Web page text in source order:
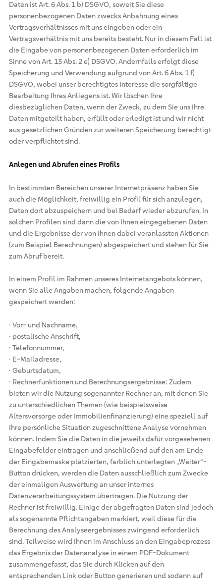
Daten ist Art. 6 Abs. 1 b) DSGVO, soweit Sie diese
personenbezogenen Daten zwecks Anbahnung eines
Vertragsverhältnisses mit uns eingeben oder ein
Vertragsverhältnis mit uns bereits besteht. Nur in diesem Fall ist
die Eingabe von personenbezogenen Daten erforderlich im
Sinne von Art. 13 Abs. 2 e) DSGVO. Andernfalls erfolgt diese
Speicherung und Verwendung aufgrund von Art. 6 Abs. 1 f)
DSGVO, wobei unser berechtigtes Interesse die sorgfältige
Bearbeitung Ihres Anliegens ist. Wir löschen Ihre
diesbezüglichen Daten, wenn der Zweck, zu dem Sie uns Ihre
Daten mitgeteilt haben, erfüllt oder erledigt ist und wir nicht
aus gesetzlichen Gründen zur weiteren Speicherung berechtigt
oder verpflichtet sind.
Anlegen und Abrufen eines Profils
In bestimmten Bereichen unserer Internetpräsenz haben Sie
auch die Möglichkeit, freiwillig ein Profil für sich anzulegen,
Daten dort abzuspeichern und bei Bedarf wieder abzurufen. In
solchen Profilen sind dann die von Ihnen eingegebenen Daten
und die Ergebnisse der von Ihnen dabei veranlassten Aktionen
(zum Beispiel Berechnungen) abgespeichert und stehen für Sie
zum Abruf bereit.
In einem Profil im Rahmen unseres Internetangebots können,
wenn Sie alle Angaben machen, folgende Angaben
gespeichert werden:
· Vor- und Nachname,
· postalische Anschrift,
· Telefonnummer,
· E-Mailadresse,
· Geburtsdatum,
· Rechnerfunktionen und Berechnungsergebnisse: Zudem
bieten wir die Nutzung sogenannter Rechner an, mit denen Sie
zu unterschiedlichen Themen (wie beispielsweise
Altersvorsorge oder Immobilienfinanzierung) eine speziell auf
Ihre persönliche Situation zugeschnittene Analyse vornehmen
können. Indem Sie die Daten in die jeweils dafür vorgesehenen
Eingabefelder eintragen und anschließend auf den am Ende
der Eingabemaske platzierten, farblich unterlegten „Weiter“-
Button drücken, werden die Daten ausschließlich zum Zwecke
der einmaligen Auswertung an unser internes
Datenverarbeitungssystem übertragen. Die Nutzung der
Rechner ist freiwillig. Einige der abgefragten Daten sind jedoch
als sogenannte Pflichtangaben markiert, weil diese für die
Berechnung des Analyseergebnisses zwingend erforderlich
sind. Teilweise wird Ihnen im Anschluss an den Eingabeprozess
das Ergebnis der Datenanalyse in einem PDF-Dokument
zusammengefasst, das Sie durch Klicken auf den
entsprechenden Link oder Button generieren und sodann auf